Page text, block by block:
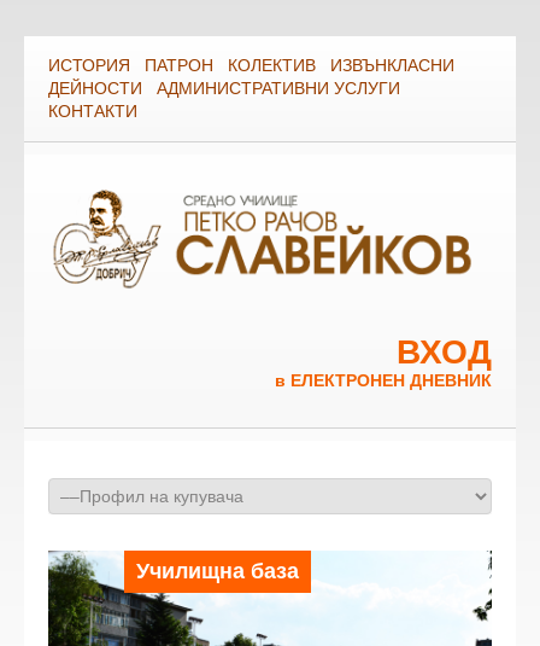
ИСТОРИЯ ПАТРОН КОЛЕКТИВ
ИЗВЪНКЛАСНИ
ДЕЙНОСТИ
АДМИНИСТРАТИВНИ УСЛУГИ
КОНТАКТИ
ВХОД
в ЕЛЕКТРОНЕН ДНЕВНИК
Училищна база